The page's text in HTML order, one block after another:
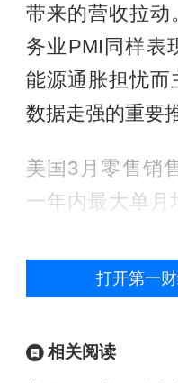
带来的营收拉动
务业PMI同样表
能源通胀担忧而
数据走强的重要
美国3月零售销
一年内最大单月
15.5%。3月
1.9%，高于
冲击。
打开第一
相关阅读